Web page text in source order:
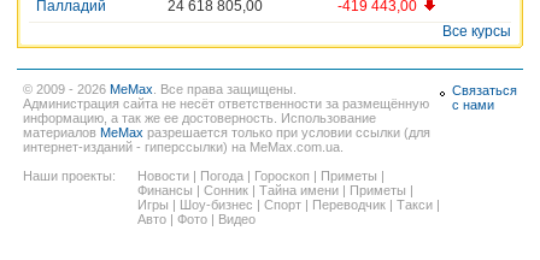
Палладий
24 618 805,00
-419 443,00
Все курсы
© 2009 - 2026 MeMax . Все права защищены.
Администрация сайта не несёт ответственности за размещённую
информацию, а так же ее достоверность. Использование
материалов MeMax разрешается только при условии ссылки (для
интернет-изданий - гиперссылки) на MeMax.com.ua.
Наши проекты:
Новости | Погода | Гороскоп | Приметы |
Финансы | Сонник | Тайна имени | Приметы |
Игры | Шоу-бизнес | Спорт | Переводчик | Такси |
Авто | Фото | Видео
Связаться
с нами